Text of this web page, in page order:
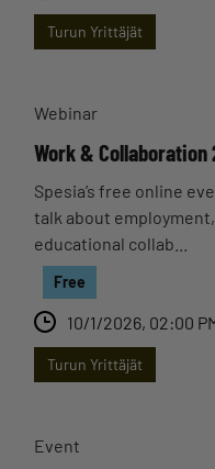
Turun Yrittäjät
Webinar
Work & Collaboration
Spesia’s free online
talk about
educational collab...
Free
10/1/2026, 02:00
Turun Yrittäjät
Event